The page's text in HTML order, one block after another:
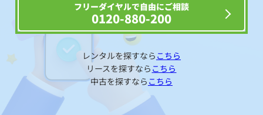
フリーダイヤルで自由にご相談
0120-880-200
レンタルを探すなら こちら
リースを探すなら こちら
中古を探すなら こちら